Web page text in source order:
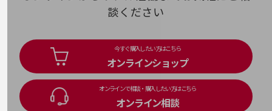
会社案内
沿革
社長からのご挨拶
事業拠点
談ください
今すぐ購入したい方はこちら
オンラインショップ
オンラインで相談・購入したい方はこちら
オンライン相談